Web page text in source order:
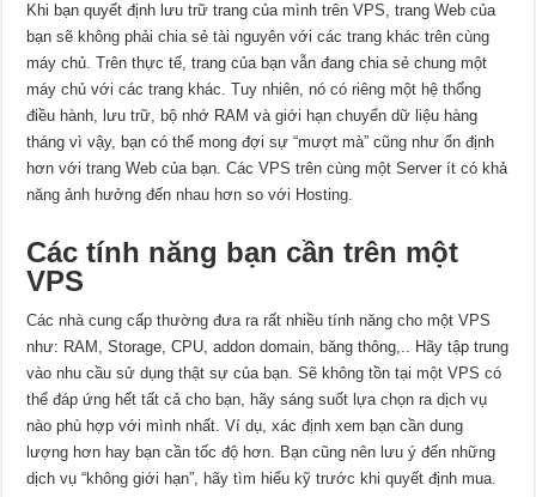
Khi bạn quyết định lưu trữ trang của mình trên VPS, trang Web của
bạn sẽ không phải chia sẻ tài nguyên với các trang khác trên cùng
máy chủ. Trên thực tế, trang của bạn vẫn đang chia sẻ chung một
máy chủ với các trang khác. Tuy nhiên, nó có riêng một hệ thống
điều hành, lưu trữ, bộ nhớ RAM và giới hạn chuyển dữ liệu hàng
tháng vì vậy, bạn có thể mong đợi sự “mượt mà” cũng như ổn định
hơn với trang Web của bạn. Các VPS trên cùng một Server ít có khả
năng ảnh hưởng đến nhau hơn so với Hosting.
Các tính năng bạn cần trên một
VPS
Các nhà cung cấp thường đưa ra rất nhiều tính năng cho một VPS
như: RAM, Storage, CPU, addon domain, băng thông,.. Hãy tập trung
vào nhu cầu sử dụng thật sự của bạn. Sẽ không tồn tại một VPS có
thể đáp ứng hết tất cả cho bạn, hãy sáng suốt lựa chọn ra dịch vụ
nào phù hợp với mình nhất. Ví dụ, xác định xem bạn cần dung
lượng hơn hay bạn cần tốc độ hơn. Bạn cũng nên lưu ý đến những
dịch vụ “không giới hạn”, hãy tìm hiểu kỹ trước khi quyết định mua.